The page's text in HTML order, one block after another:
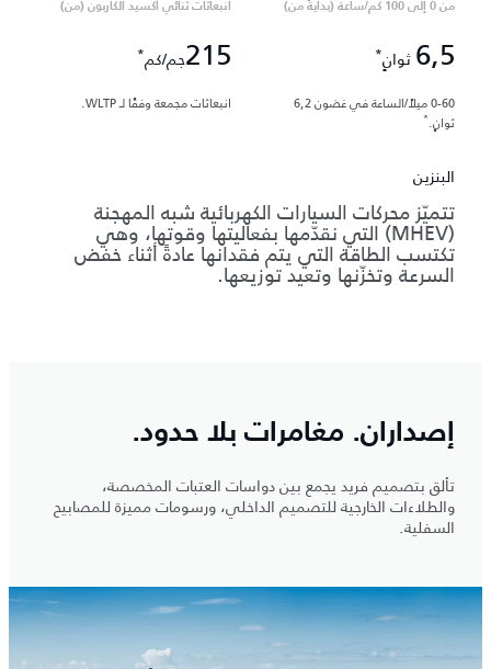
من 0 إلى 100 كم/ساعة (بدايةً من)
6,5 ثوانٍ*
0-60 ميلاً/الساعة في غضون 6,2
ثوانٍ.*
انبعاثات ثنائي أكسيد الكاربون (من)
215جم/كم*
انبعاثات مجمعة وفقًا لـ WLTP.
البنزين
تتميّز محركات السيارات الكهربائية شبه المهجنة
(MHEV) التي نقدّمها بفعاليتها وقوتها، وهي
تكتسب الطاقة التي يتم فقدانها عادةً أثناء خفض
السرعة وتخزّنها وتعيد توزيعها.
إصداران. مغامرات بلا حدود.
تألق بتصميم فريد يجمع بين دواسات العتبات المخصصة،
والطلاءات الخارجية للتصميم الداخلي، ورسومات مميزة للمصابيح
السفلية.